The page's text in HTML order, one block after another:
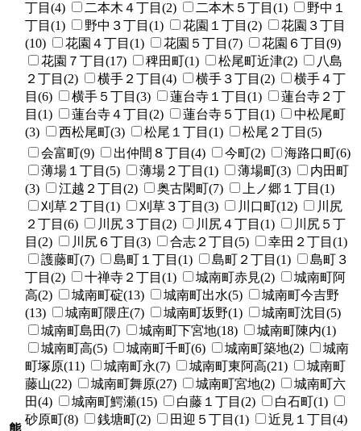
丁目(4)
二本木４丁目(2) 二本木５丁目(1)
野中１
丁目(1)
野中３丁目(1) 花園１丁目(2)
花園３丁目
(10)
花園４丁目(1) 花園５丁目(7)
花園６丁目(9)
花園７丁目(17)
稗田町(1) 松尾町近津(2)
八島
２丁目(2)
横手２丁目(4) 横手３丁目(2)
横手４丁
目(6)
横手５丁目(3) 蓮台寺１丁目(1)
蓮台寺２丁
目(1)
蓮台寺４丁目(2) 蓮台寺５丁目(1)
中松尾町
(3)
西松尾町(3) 松尾１丁目(1) 松尾２丁目(5)
会富町(9) 出仲間８丁目(4) 今町(2)
海路口町(6)
薄場１丁目(5)
薄場２丁目(1) 薄場町(3)
内田町
(3)
江越２丁目(2) 奥古閑町(7)
上ノ郷１丁目(1)
刈草２丁目(1)
刈草３丁目(3) 川口町(12)
川尻
２丁目(6)
川尻３丁目(2) 川尻４丁目(1)
川尻５丁
目(2)
川尻６丁目(3) 合志２丁目(5)
幸田２丁目(1)
護藤町(7)
島町１丁目(1) 島町２丁目(1)
島町３
丁目(2)
十禅寺２丁目(1) 城南町赤見(2)
城南町阿
高(2)
城南町碇(13) 城南町出水(5)
城南町今吉野
(13)
城南町隈庄(7) 城南町坂野(1)
城南町沈目(5)
城南町島田(7)
城南町下宮地(18)
城南町陳内(1)
城南町高(5)
城南町千町(6) 城南町築地(2)
城南
町塚原(11)
城南町永(7) 城南町東阿高(21)
城南町
藤山(22)
城南町舞原(27) 城南町宮地(2)
城南町六
田(4)
城南町鰐瀬(15) 白藤１丁目(2)
白石町(1)
砂原町(8)
銭塘町(2) 田迎５丁目(1)
近見１丁目(4)